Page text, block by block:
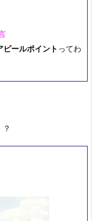
ピールポイント ってわ